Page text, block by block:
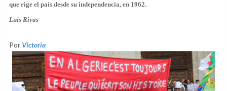
que rige el país desde su independencia, en 1962.
Luis Rivas
Por Victoria